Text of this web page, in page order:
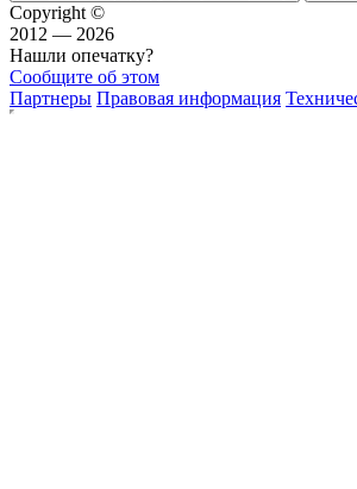
Copyright ©
2012 — 2026
Нашли опечатку?
Сообщите об этом
Партнеры Правовая информация